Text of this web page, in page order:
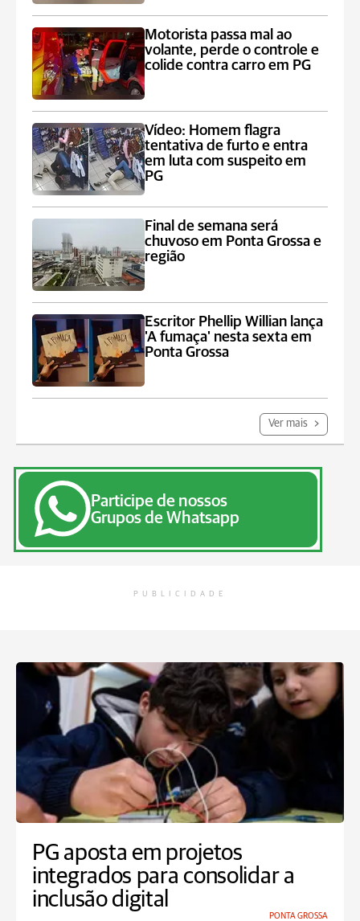
Motorista passa mal ao
volante, perde o controle e
colide contra carro em PG
Vídeo: Homem flagra
tentativa de furto e entra
em luta com suspeito em
PG
Final de semana será
chuvoso em Ponta Grossa e
região
Escritor Phellip Willian lança
'A fumaça' nesta sexta em
Ponta Grossa
Ver mais
Participe de nossos
Grupos de Whatsapp
PUBLICIDADE
PG aposta em projetos
integrados para consolidar a
inclusão digital
PONTA GROSSA